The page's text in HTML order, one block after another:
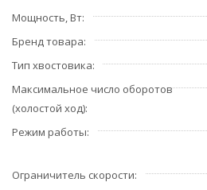
Мощность, Вт
Бренд товара
Тип хвостовика
Максимальное число оборотов
(холостой ход)
Режим работы
Ограничитель скорости